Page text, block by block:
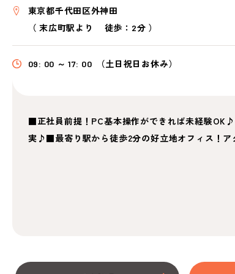
東京都千代田区外神田
（末広町駅より 徒歩：2分 ）
09: 00 ～ 17: 00 （土日祝日お休み）
■正社員前提！PC基本操作ができれば未経験
実♪■最寄り駅から徒歩2分の好立地オフィス！